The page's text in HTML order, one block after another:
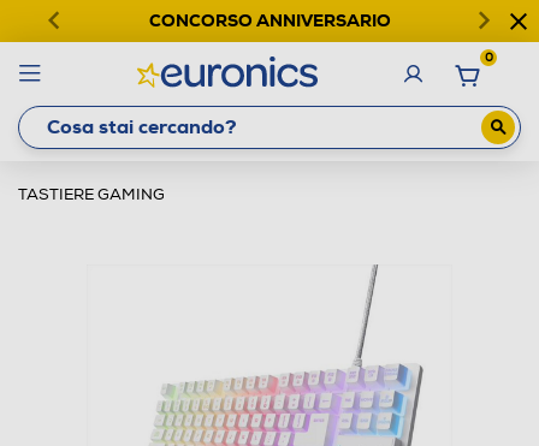
CONCORSO ANNIVERSARIO
0
TASTIERE GAMING